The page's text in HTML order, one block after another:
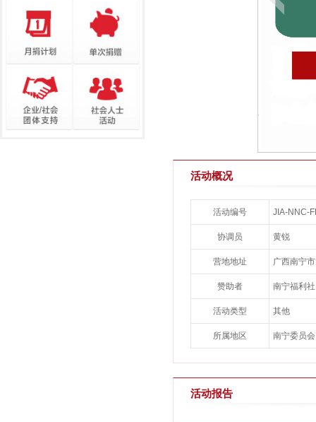
活动概况
活动编号 JIA-NNC-
协调员 黄锐
营地地址 广西南宁
赞助者 南宁福利社
活动类型 其他
所属地区 南宁委员会
活动报告